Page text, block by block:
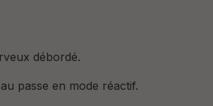
débordé.
passe en mode réactif.